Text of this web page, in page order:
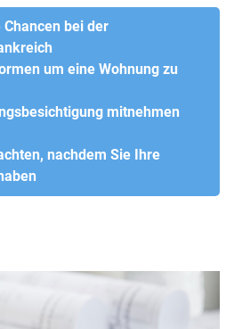
bei der
um eine Wohnung zu
mitnehmen
nachdem Sie Ihre